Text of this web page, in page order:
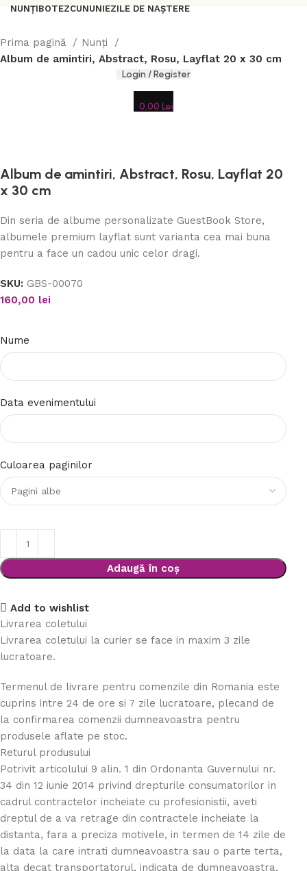
NUNȚIBOTEZCUNUNIEZILE DE NAȘTERE
Login / Register
0,00 Lei
Prima pagină
Nunți
Album de amintiri, Abstract, Rosu, Layflat 20 x 30 cm
Album de amintiri, Abstract, Rosu, Layflat 20
x 30 cm
Din seria de albume personalizate GuestBook Store,
albumele premium layflat sunt varianta cea mai buna
pentru a face un cadou unic celor dragi.
SKU: GBS-00070
160,00 lei
Nume
Data evenimentului
Culoarea paginilor
Adaugă în coș
Add to wishlist
Livrarea coletului
Livrarea coletului la curier se face in maxim 3 zile
lucratoare.
Termenul de livrare pentru comenzile din Romania este
cuprins intre 24 de ore si 7 zile lucratoare, plecand de
la confirmarea comenzii dumneavoastra pentru
produsele aflate pe stoc.
Returul produsului
Potrivit articolului 9 alin. 1 din Ordonanta Guvernului nr.
34 din 12 iunie 2014 privind drepturile consumatorilor in
cadrul contractelor incheiate cu profesionistii, aveti
dreptul de a va retrage din contractele incheiate la
distanta, fara a preciza motivele, in termen de 14 zile de
la data la care intrati dumneavoastra sau o parte terta,
alta decat transportatorul, indicata de dumneavoastra,